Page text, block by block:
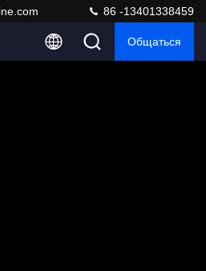
86 -13401338459
Общаться